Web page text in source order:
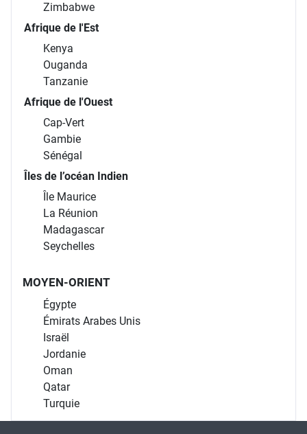
Zimbabwe
Afrique de l'Est
Kenya
Ouganda
Tanzanie
Afrique de l'Ouest
Cap-Vert
Gambie
Sénégal
Îles de l’océan Indien
Île Maurice
La Réunion
Madagascar
Seychelles
MOYEN-ORIENT
Égypte
Émirats Arabes Unis
Israël
Jordanie
Oman
Qatar
Turquie